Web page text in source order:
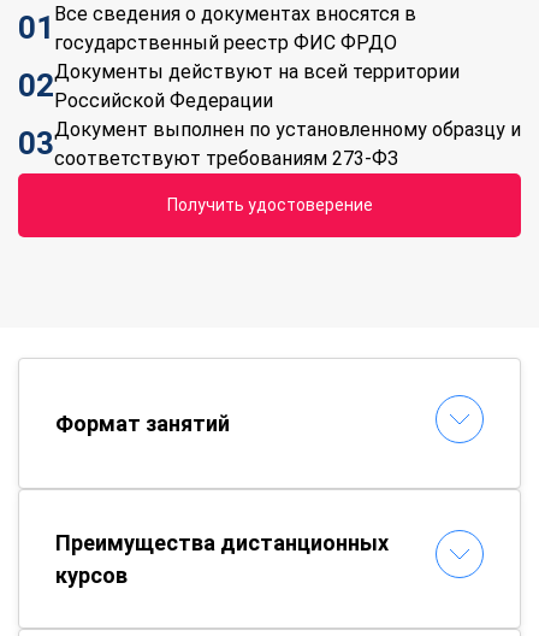
01 Все сведения о документах вносятся в
государственный реестр ФИС ФРДО
02Документы действуют на всей территории
Российской Федерации
03Документ выполнен по установленному образцу и
соответствуют требованиям 273-ФЗ
Получить удостоверение
Формат занятий
Преимущества дистанционных
курсов